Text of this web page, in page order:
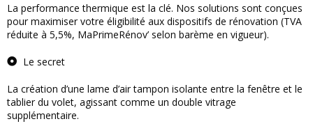
La performance thermique est la clé. Nos solutions sont conçues
pour maximiser votre éligibilité aux dispositifs de rénovation (TVA
réduite à 5,5%, MaPrimeRénov’ selon barème en vigueur).
Le secret
La création d’une lame d’air tampon isolante entre la fenêtre et le
tablier du volet, agissant comme un double vitrage
supplémentaire.